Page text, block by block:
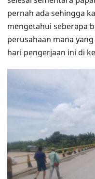
pernah ada sehingga
mengetahui seberapa
perusahaan mana
hari pengerjaan ini di